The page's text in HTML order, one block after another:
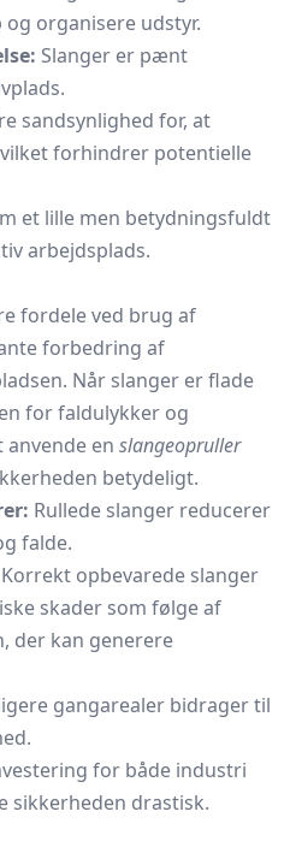
organisere udstyr.
Slanger er pænt
sandsynlighed for, at
forhindrer potentielle
et lille men betydningsfuldt
arbejdsplads.
fordele ved brug af
forbedring af
Når slanger er flade
for faldulykker og
anvende en slangeopruller
betydeligt.
Rullede slanger reducerer
falde.
Korrekt opbevarede slanger
skader som følge af
der kan generere
gangarealer bidrager til
for både industri
sikkerheden drastisk.